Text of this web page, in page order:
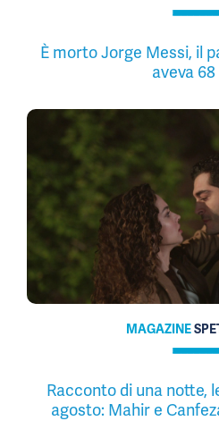
È morto Jorge Messi, il
aveva
MAGAZINE
Racconto di una notte,
agosto: Mahir e